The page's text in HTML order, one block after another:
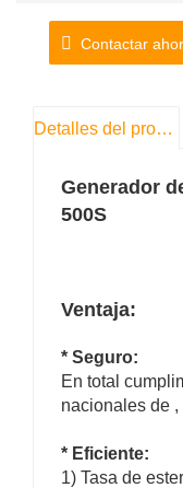
Producción
Concentración
Contactar
Detalles del producto
Generador
500S
Ventaja:
* Seguro:
En total
nacionales de ,
* Eficiente:
1) Tasa de